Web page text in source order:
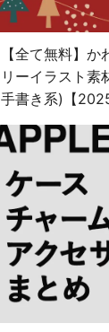
【全て無料】
リーイラスト素
手書き系)【